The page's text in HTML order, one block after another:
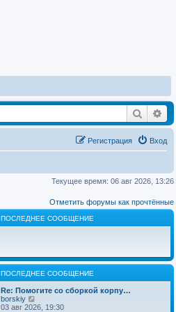
Поиск
Вход
Регистрация
Текущее время: 06 авг 2026, 13:26
Отметить форумы как прочтённые
ПОСЛЕДНЕЕ СООБЩЕНИЕ
ПОСЛЕДНЕЕ СООБЩЕНИЕ
Re: Помогите со сборкой корпу…
borskiy
е
03 авг 2026, 19:30